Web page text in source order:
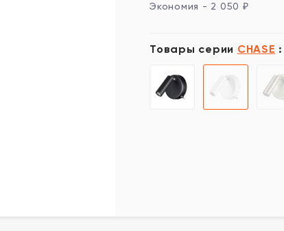
Экономия - 2 050 ₽
Товары серии CHASE :